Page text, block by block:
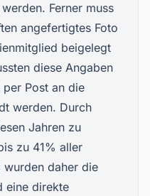
Ferner muss
angefertigtes Foto
beigelegt
diese Angaben
Post an die
werden. Durch
Jahren zu
zu 41% aller
daher die
eine direkte